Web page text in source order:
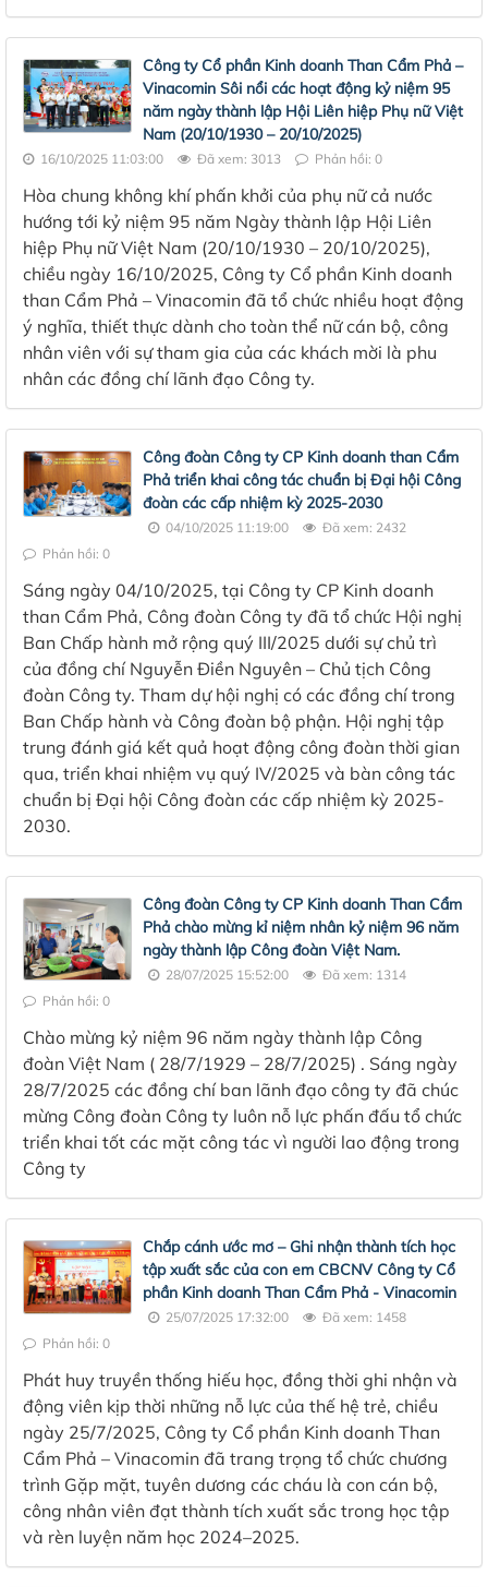
Công ty Cổ phần Kinh doanh Than Cẩm Phả –
Vinacomin Sôi nổi các hoạt động kỷ niệm 95
năm ngày thành lập Hội Liên hiệp Phụ nữ Việt
Nam (20/10/1930 – 20/10/2025)
16/10/2025 11:03:00 Đã xem: 3013 Phản hồi: 0
Hòa chung không khí phấn khởi của phụ nữ cả nước
hướng tới kỷ niệm 95 năm Ngày thành lập Hội Liên
hiệp Phụ nữ Việt Nam (20/10/1930 – 20/10/2025),
chiều ngày 16/10/2025, Công ty Cổ phần Kinh doanh
than Cẩm Phả – Vinacomin đã tổ chức nhiều hoạt động
ý nghĩa, thiết thực dành cho toàn thể nữ cán bộ, công
nhân viên với sự tham gia của các khách mời là phu
nhân các đồng chí lãnh đạo Công ty.
Công đoàn Công ty CP Kinh doanh than Cẩm
Phả triển khai công tác chuẩn bị Đại hội Công
đoàn các cấp nhiệm kỳ 2025-2030
04/10/2025 11:19:00
Đã xem: 2432
Phản hồi: 0
Sáng ngày 04/10/2025, tại Công ty CP Kinh doanh
than Cẩm Phả, Công đoàn Công ty đã tổ chức Hội nghị
Ban Chấp hành mở rộng quý III/2025 dưới sự chủ trì
của đồng chí Nguyễn Điền Nguyên – Chủ tịch Công
đoàn Công ty. Tham dự hội nghị có các đồng chí trong
Ban Chấp hành và Công đoàn bộ phận. Hội nghị tập
trung đánh giá kết quả hoạt động công đoàn thời gian
qua, triển khai nhiệm vụ quý IV/2025 và bàn công tác
chuẩn bị Đại hội Công đoàn các cấp nhiệm kỳ 2025-
2030.
Công đoàn Công ty CP Kinh doanh Than Cẩm
Phả chào mừng kỉ niệm nhân kỷ niệm 96 năm
ngày thành lập Công đoàn Việt Nam.
28/07/2025 15:52:00
Đã xem: 1314
Phản hồi: 0
Chào mừng kỷ niệm 96 năm ngày thành lập Công
đoàn Việt Nam ( 28/7/1929 – 28/7/2025) . Sáng ngày
28/7/2025 các đồng chí ban lãnh đạo công ty đã chúc
mừng Công đoàn Công ty luôn nỗ lực phấn đấu tổ chức
triển khai tốt các mặt công tác vì người lao động trong
Công ty
Chắp cánh ước mơ – Ghi nhận thành tích học
tập xuất sắc của con em CBCNV Công ty Cổ
phần Kinh doanh Than Cẩm Phả - Vinacomin
25/07/2025 17:32:00
Đã xem: 1458
Phản hồi: 0
Phát huy truyền thống hiếu học, đồng thời ghi nhận và
động viên kịp thời những nỗ lực của thế hệ trẻ, chiều
ngày 25/7/2025, Công ty Cổ phần Kinh doanh Than
Cẩm Phả – Vinacomin đã trang trọng tổ chức chương
trình Gặp mặt, tuyên dương các cháu là con cán bộ,
công nhân viên đạt thành tích xuất sắc trong học tập
và rèn luyện năm học 2024–2025.